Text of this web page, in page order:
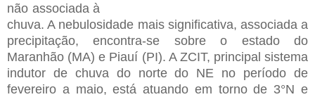
não associada à
chuva. A nebulosidade mais significativa, associada a
precipitação, encontra-se sobre o estado do
Maranhão (MA) e Piauí (PI). A ZCIT, principal sistema
indutor de chuva do norte do NE no período de
fevereiro a maio, está atuando em torno de 3°N e